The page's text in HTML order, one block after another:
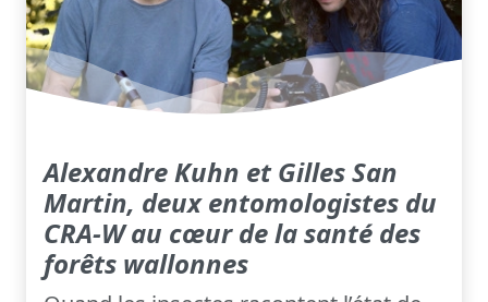
Alexandre Kuhn et Gilles San
Martin, deux entomologistes du
CRA-W au cœur de la santé des
forêts wallonnes